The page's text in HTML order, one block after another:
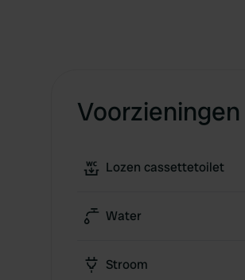
Voorzieningen
Lozen cassettetoilet
Water
Stroom